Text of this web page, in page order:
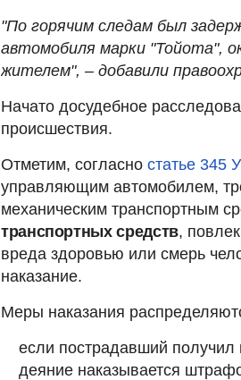
"По горячим следам был
автомобиля марки "Тойота",
жителем", – добавили
Начато досудебное
происшествия.
Отметим, согласно статье 345
управляющим автомобилем,
механическим транспортным
транспортных средств,
вреда здоровью или смерь
наказание.
Меры наказания
если пострадавший получил
деяние наказывается